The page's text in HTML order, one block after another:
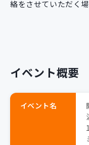
絡をさせていただく
イベント概要
イベント名